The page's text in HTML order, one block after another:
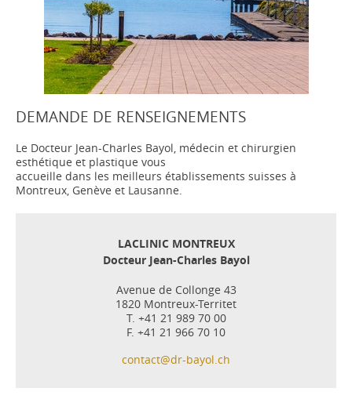
DEMANDE DE RENSEIGNEMENTS
Le Docteur Jean-Charles Bayol, médecin et chirurgien
esthétique et plastique vous
accueille dans les meilleurs établissements suisses à
Montreux, Genève et Lausanne.
LACLINIC MONTREUX
Docteur Jean-Charles Bayol
Avenue de Collonge 43
1820 Montreux-Territet
T. +41 21 989 70 00
F. +41 21 966 70 10
contact@dr-bayol.ch